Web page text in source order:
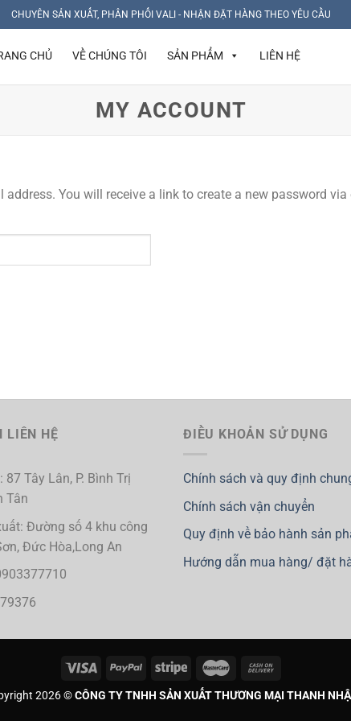
CHUYÊN SẢN XUẤT, PHÂN PHỐI VALI - NHẬN ĐẶT HÀNG THEO YÊU CẦU
CHỦ VỀ CHÚNG TÔI SẢN PHẨM LIÊN HỆ
MY ACCOUNT
You will receive a link to create a new password via
LIÊN HỆ
87 Tây Lân, P. Bình Trị
Tân
Đường số 4 khu công
Đức Hòa,Long An
ĐIỀU KHOẢN SỬ DỤNG
Chính sách và quy định
Chính sách vận chuyển
Quy định về bảo hành sản
Hướng dẫn mua hàng/ đặt
2026 ©CÔNG TY TNHH SẢN XUẤT THƯƠNG MẠI THANH